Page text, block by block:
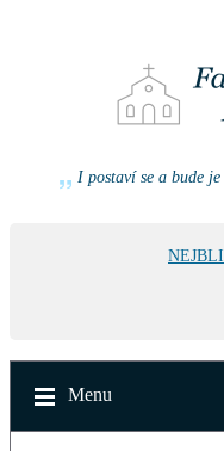
I postaví se a bude
Menu